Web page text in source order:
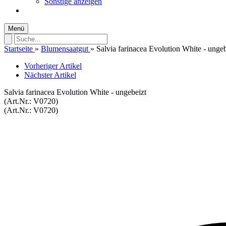
Menü
Startseite » Blumensaatgut » Salvia farinacea Evolution White -
Vorheriger Artikel
Nächster Artikel
Salvia farinacea Evolution White - ungebeizt
(Art.Nr.: V0720)
(Art.Nr.: V0720)